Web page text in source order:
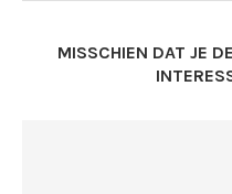
MISSCHIEN DAT JE